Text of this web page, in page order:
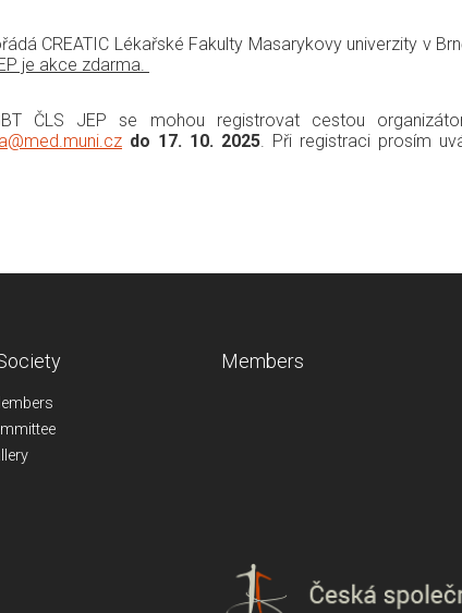
CREATIC Lékařské Fakulty Masarykovy univerzity v
je akce zdarma.
ČLS JEP se mohou registrovat cestou
do 17. 10. 2025. Při registraci prosím
Members